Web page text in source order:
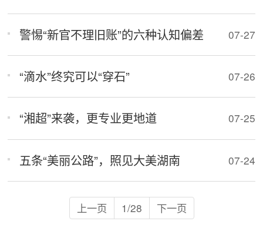
警惕“新官不理旧账”的六种认知偏差 07-27
“滴水”终究可以“穿石” 07-26
“湘超”来袭，更专业更地道 07-25
五条“美丽公路”，照见大美湖南 07-24
上一页 1/28 下一页